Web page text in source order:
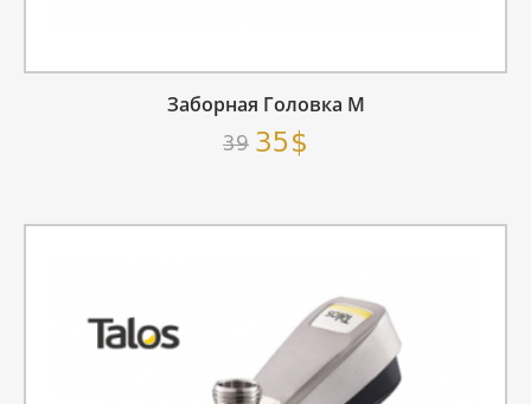
Заборная Головка M
39 35$